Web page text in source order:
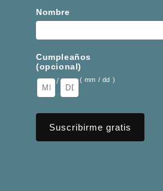
Nombre
Cumpleaños
(opcional)
/
( mm / dd )